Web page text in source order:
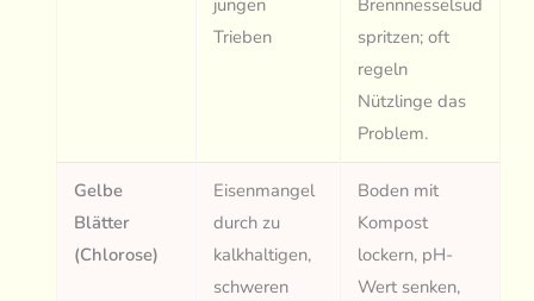
jungen
Trieben
Brennnesselsud
spritzen; oft
regeln
Nützlinge das
Problem.
Gelbe
Blätter
(Chlorose)
Eisenmangel
durch zu
kalkhaltigen,
schweren
Boden mit
Kompost
lockern, pH-
Wert senken,